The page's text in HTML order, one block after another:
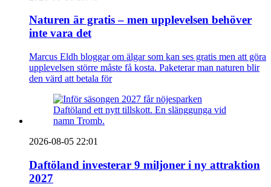
Naturen är gratis – men upplevelsen behöver
inte vara det
Marcus Eldh bloggar om älgar som kan ses gratis men att göra
upplevelsen större måste få kosta. Paketerar man naturen blir
den värd att betala för
2026-08-05 22:01
Daftöland investerar 9 miljoner i ny attraktion
2027